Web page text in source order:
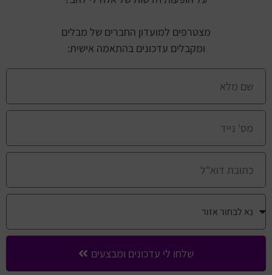
מצטרפים למועדון החברים של מבלים
ומקבלים עדכונים בהתאמה אישית:
שלחו לי עדכונים ומבצעים